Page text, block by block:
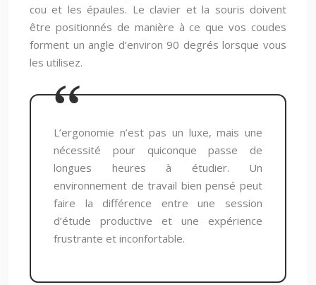
cou et les épaules. Le clavier et la souris doivent
être positionnés de manière à ce que vos coudes
forment un angle d’environ 90 degrés lorsque vous
les utilisez.
L’ergonomie n’est pas un luxe, mais une
nécessité pour quiconque passe de
longues heures à étudier. Un
environnement de travail bien pensé peut
faire la différence entre une session
d’étude productive et une expérience
frustrante et inconfortable.